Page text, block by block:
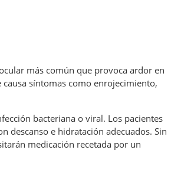
más común que provoca ardor en
causa síntomas como enrojecimiento,
bacteriana o viral. Los pacientes
descanso e hidratación adecuados. Sin
medicación recetada por un